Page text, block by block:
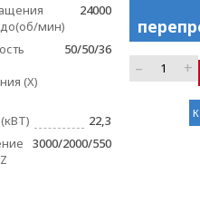
мин)
24000
(X)
50/50/36
22,3
3000/2000/550
– +